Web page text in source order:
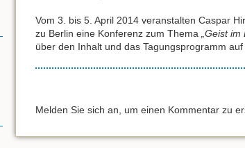
Vom 3. bis 5. April 2014 veranstalten Caspar
zu Berlin eine Konferenz zum Thema „Geist
über den Inhalt und das Tagungsprogramm auf
Melden Sie sich an, um einen Kommentar zu